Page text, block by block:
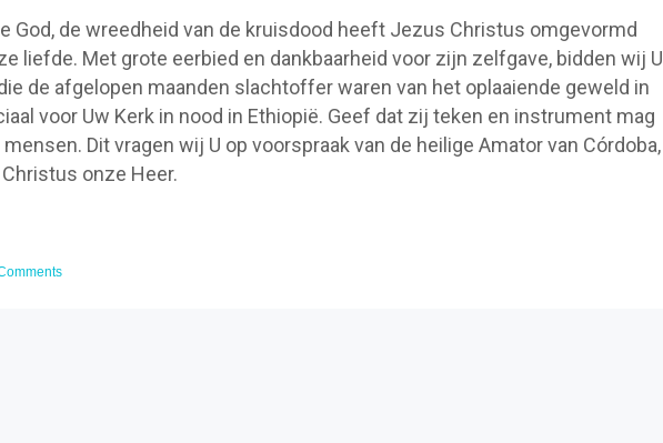
God, de wreedheid van de kruisdood heeft Jezus Christus omgevormd
liefde. Met grote eerbied en dankbaarheid voor zijn zelfgave, bidden wij U
de afgelopen maanden slachtoffer waren van het oplaaiende geweld in
voor Uw Kerk in nood in Ethiopië. Geef dat zij teken en instrument mag
Dit vragen wij U op voorspraak van de heilige Amator van Córdoba,
onze Heer.